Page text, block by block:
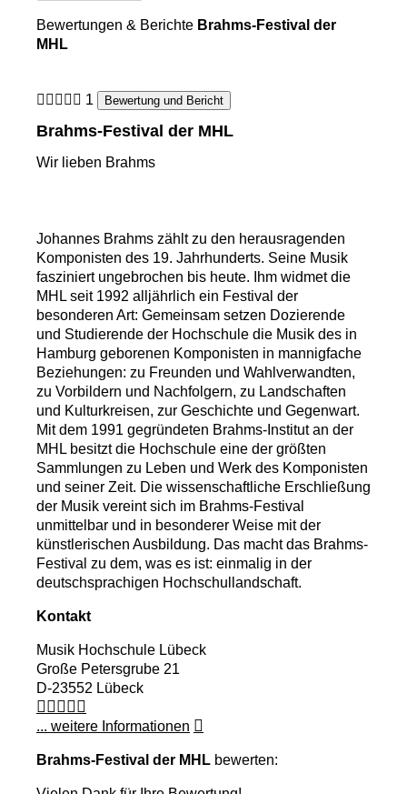
Bewertungen & Berichte Brahms-Festival der
MHL
1 Bewertung und Bericht
Brahms-Festival der MHL
Wir lieben Brahms
Johannes Brahms zählt zu den herausragenden
Komponisten des 19. Jahrhunderts. Seine Musik
fasziniert ungebrochen bis heute. Ihm widmet die
MHL seit 1992 alljährlich ein Festival der
besonderen Art: Gemeinsam setzen Dozierende
und Studierende der Hochschule die Musik des in
Hamburg geborenen Komponisten in mannigfache
Beziehungen: zu Freunden und Wahlverwandten,
zu Vorbildern und Nachfolgern, zu Landschaften
und Kulturkreisen, zur Geschichte und Gegenwart.
Mit dem 1991 gegründeten Brahms-Institut an der
MHL besitzt die Hochschule eine der größten
Sammlungen zu Leben und Werk des Komponisten
und seiner Zeit. Die wissenschaftliche Erschließung
der Musik vereint sich im Brahms-Festival
unmittelbar und in besonderer Weise mit der
künstlerischen Ausbildung. Das macht das Brahms-
Festival zu dem, was es ist: einmalig in der
deutschsprachigen Hochschullandschaft.
Kontakt
Musik Hochschule Lübeck
Große Petersgrube 21
D-23552 Lübeck
... weitere Informationen
Brahms-Festival der MHL bewerten: